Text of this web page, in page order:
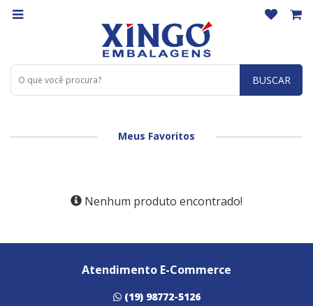
BUSCAR
Meus Favoritos
Nenhum produto encontrado!
Atendimento E-Commerce
(19) 98772-5126